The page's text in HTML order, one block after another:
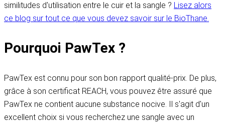
similitudes d'utilisation entre le cuir et la sangle ? Lisez alors
ce blog sur tout ce que vous devez savoir sur le BioThane.
Pourquoi PawTex ?
PawTex est connu pour son bon rapport qualité-prix. De plus,
grâce à son certificat REACH, vous pouvez être assuré que
PawTex ne contient aucune substance nocive. Il s'agit d'un
excellent choix si vous recherchez une sangle avec un